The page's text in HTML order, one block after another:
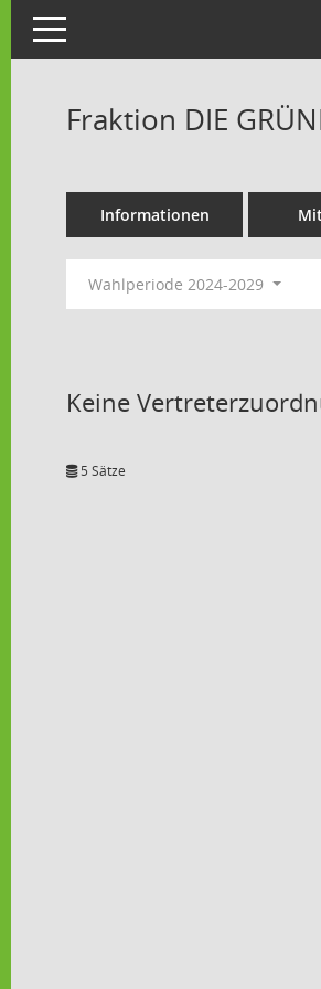
Toggle navigation
Fraktion DIE
Informationen
Wahlperiode 2024-2029
Keine
5 Sätze